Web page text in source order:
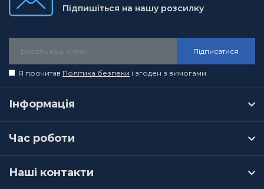
Підпишіться на нашу розсилку
Підписатися
Я прочитав Політика безпеки і згоден з вимогами
Інформація
Час роботи
Наші контакти